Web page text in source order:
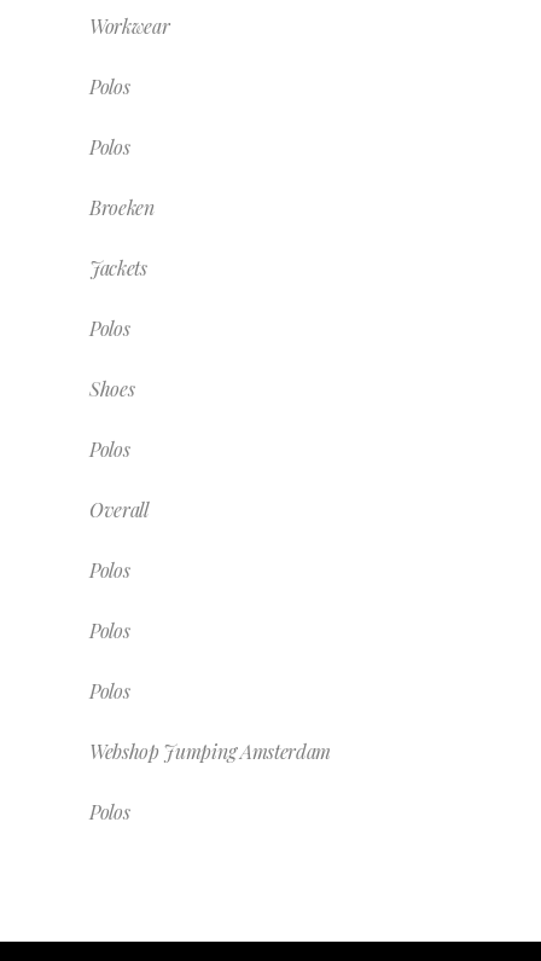
Workwear
Polos
Polos
Broeken
Jackets
Polos
Shoes
Polos
Overall
Polos
Polos
Polos
Webshop Jumping Amsterdam
Polos